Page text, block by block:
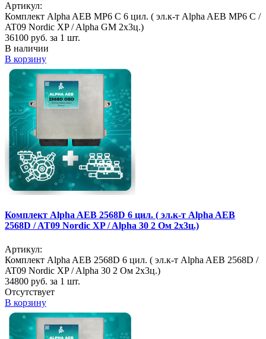
Артикул:
Комплект Alpha AEB MP6 C 6 цил. ( эл.к-т Alpha AEB MP6 C /
AT09 Nordic XP / Alpha GM 2х3ц.)
36100 руб. за 1 шт.
В наличии
В корзину
Комплект Alpha AEB 2568D 6 цил. ( эл.к-т Alpha AEB
2568D / AT09 Nordic XP / Alpha 30 2 Ом 2х3ц.)
Артикул:
Комплект Alpha AEB 2568D 6 цил. ( эл.к-т Alpha AEB 2568D /
AT09 Nordic XP / Alpha 30 2 Ом 2х3ц.)
34800 руб. за 1 шт.
Отсутствует
В корзину